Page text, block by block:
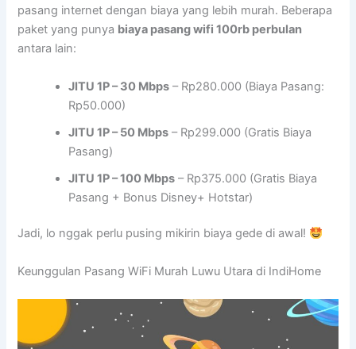
pasang internet dengan biaya yang lebih murah. Beberapa
paket yang punya biaya pasang wifi 100rb perbulan
antara lain:
JITU 1P – 30 Mbps – Rp280.000 (Biaya Pasang:
Rp50.000)
JITU 1P – 50 Mbps – Rp299.000 (Gratis Biaya
Pasang)
JITU 1P – 100 Mbps – Rp375.000 (Gratis Biaya
Pasang + Bonus Disney+ Hotstar)
Jadi, lo nggak perlu pusing mikirin biaya gede di awal!
Keunggulan Pasang WiFi Murah Luwu Utara di IndiHome